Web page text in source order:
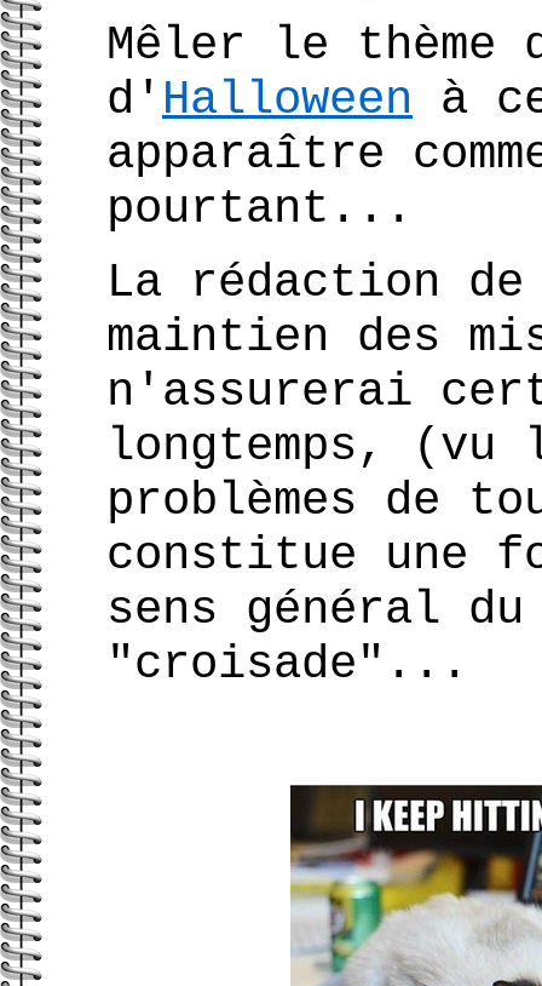
Mêler le
d' Halloween à
apparaître
pourtant...
La rédaction
maintien des
n'assurerai
longtemps, (vu
problèmes de
constitue une
sens général du
"croisade"...